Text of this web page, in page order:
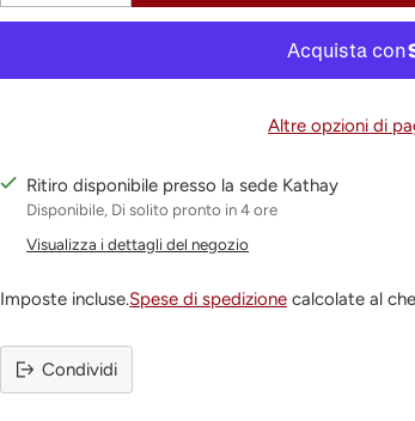
Altre opzioni di
Ritiro disponibile presso la sede Kathay
Disponibile, Di solito pronto in 4 ore
Visualizza i dettagli del negozio
Imposte incluse.Spese di spedizione calcolate al
Condividi